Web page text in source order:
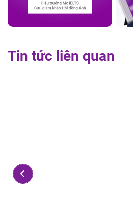
Tin tức liên quan